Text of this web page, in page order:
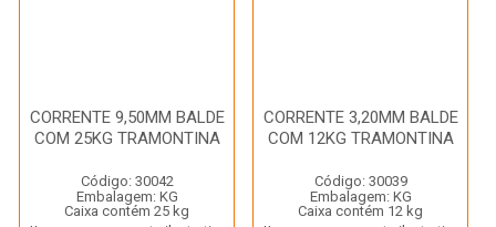
CORRENTE 9,50MM BALDE
COM 25KG TRAMONTINA
Código: 30042
Embalagem: KG
Caixa contém 25 kg
CORRENTE 3,20MM BALDE
COM 12KG TRAMONTINA
Código: 30039
Embalagem: KG
Caixa contém 12 kg